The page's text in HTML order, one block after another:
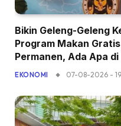
Bikin Geleng-Geleng
Program Makan
Permanen, Ada Apa
EKONOMI 07-08-2026 -